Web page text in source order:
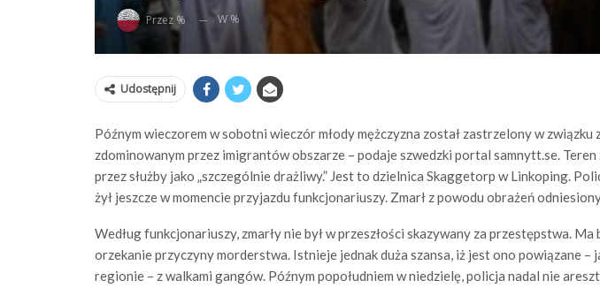
Przez % W %
Udostępnij
Późnym wieczorem w sobotni wieczór młody mężczyzna został zastrzelony w związku
zdominowanym przez imigrantów obszarze – podaje szwedzki portal samnytt.se.
przez służby jako „szczególnie drażliwy.” Jest to dzielnica Skaggetorp w Linkoping.
żył jeszcze w momencie przyjazdu funkcjonariuszy. Zmarł z powodu obrażeń
Według funkcjonariuszy, zmarły nie był w przeszłości skazywany za przestępstwa. Ma
orzekanie przyczyny morderstwa. Istnieje jednak duża szansa, iż jest ono powiązane –
regionie – z walkami gangów. Późnym popołudniem w niedzielę, policja nadal nie